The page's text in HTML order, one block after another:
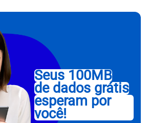
Seus 100MB
de dados grátis
esperam por
você!